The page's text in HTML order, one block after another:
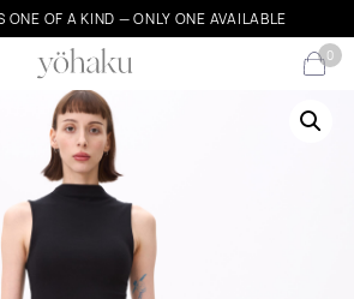
ONE OF A KIND — ONLY ONE AVAILABLE
0